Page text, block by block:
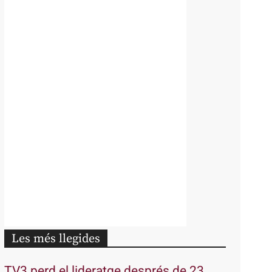
Les més llegides